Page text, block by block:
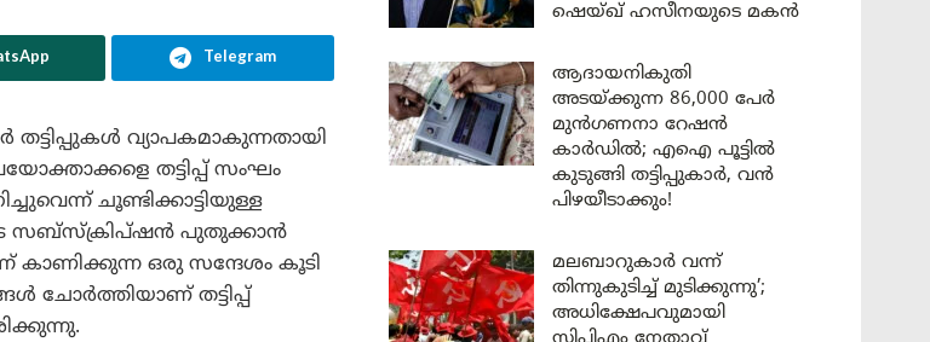
Telegram
തട്ടിപ്പുകൾ വ്യാപകമാകുന്നതായി
തട്ടിപ്പ് സംഘം
ചൂണ്ടിക്കാട്ടിയുള്ള
സബ്സ്‌ക്രിപ്ഷൻ പുതുക്കാൻ
കാണിക്കുന്ന ഒരു സന്ദേശം കൂടി
ചോർത്തിയാണ് തട്ടിപ്പ്
ഷെയ്ഖ് ഹസീനയുടെ മകൻ
ആദായനികുതി
അടയ്ക്കുന്ന 86,000 പേർ
മുൻഗണനാ റേഷൻ
കാർഡിൽ; എഐ പൂട്ടിൽ
കുടുങ്ങി തട്ടിപ്പുകാർ, വൻ
പിഴയീടാക്കും!
മലബാറുകാർ വന്ന്
തിന്നുകുടിച്ച് മുടിക്കുന്നു’;
അധിക്ഷേപവുമായി